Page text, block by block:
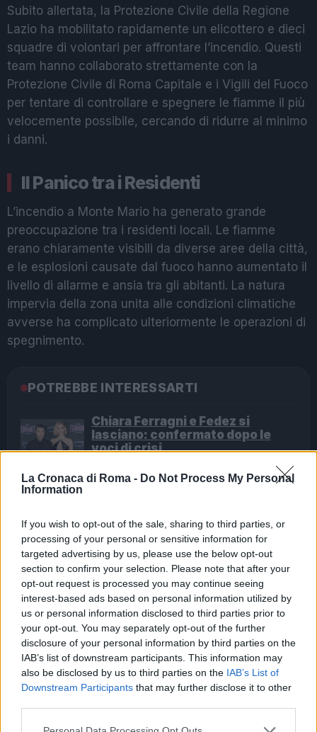
La Cronaca di Roma - Do Not Process My Personal
Information
If you wish to opt-out of the sale, sharing to third parties, or
processing of your personal or sensitive information for
targeted advertising by us, please use the below opt-out
section to confirm your selection. Please note that after your
opt-out request is processed you may continue seeing
interest-based ads based on personal information utilized by
us or personal information disclosed to third parties prior to
your opt-out. You may separately opt-out of the further
disclosure of your personal information by third parties on the
IAB’s list of downstream participants. This information may
also be disclosed by us to third parties on the IAB’s List of
Downstream Participants that may further disclose it to other
Please note that this website/app uses one or more Google
Subito allertata, la Protezione Civile della Regione
Lazio ha mobilitato rapidamente un elicottero e dieci
squadre di volontari per affrontare l’incendio. Questi
team hanno collaborato strettamente con la
Protezione Civile di Roma Capitale e i Vigili del Fuoco
per tentare di controllare e spegnere le fiamme il più
velocemente possibile, cercando di ridurre al minimo
i danni.
Il Panico tra i Residenti
L’incendio a Monte Mario ha generato grande
preoccupazione tra i residenti locali. Le fiamme
erano chiaramente visibili da diverse aree della città,
e le esplosioni causate dal fuoco hanno aumentato il
livello di allarme e ansia tra gli abitanti. La natura
impervia della zona unita alle condizioni climatiche
avverse ha complicato ulteriormente le operazioni di
spegnimento.
POTREBBE INTERESSARTI
Chiara Ferragni e Fedez si
lasciano: confermato dopo le
voci di crisi
Giovanni Allevi a Sanremo: “Ho
3 anni fa
Fonte
Precedente
Incendio a Roma:
Monte Mario in
Fiamme, Case a
Rischio
Successiva
Monitoraggio della
Qualità dell’Aria
Dopo l’Incendio a
Monte Mario
Tag: